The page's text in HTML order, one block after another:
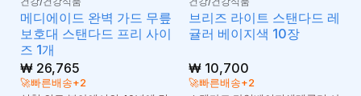
메디에이드 완벽 가드 무릎
보호대 스탠다드 프리 사이
즈 1개
₩26,765
🚀빠른배송+2
브리즈 라이트 스탠다드 레
귤러 베이지색 10장
₩10,700
🚀빠른배송+2